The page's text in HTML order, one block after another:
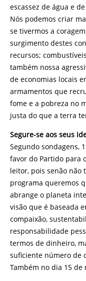
escassez de água e
Nós podemos criar
se tivermos a
surgimento destes
recursos;
também nossa
de economias locais
armamentos que
fome e a pobreza no
justa do que a terra
Segure-se aos seus
Segundo sondagens,
favor do Partido para
leitor, pois senão não
programa queremos
abrange o planeta
visão que é baseada
compaixão,
responsabilidade
termos de dinheiro,
suficiente número de
Também no dia 15 de